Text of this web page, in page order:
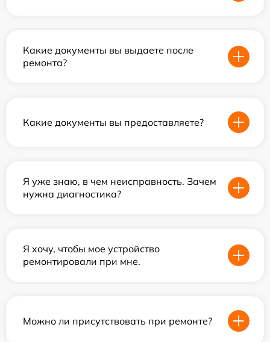
Какие документы вы выдаете после
ремонта?
Какие документы вы предоставляете?
Я уже знаю, в чем неисправность. Зачем
нужна диагностика?
Я хочу, чтобы мое устройство
ремонтировали при мне.
Можно ли присутствовать при ремонте?